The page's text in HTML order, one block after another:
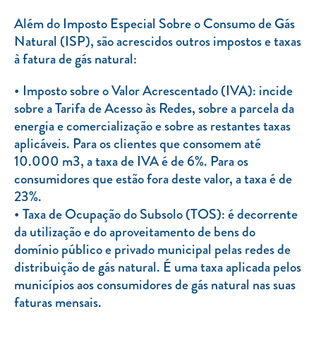
Além do Imposto Especial Sobre o Consumo de Gás
Natural (ISP), são acrescidos outros impostos e taxas
à fatura de gás natural:
Imposto sobre o Valor Acrescentado (IVA): incide
sobre a Tarifa de Acesso às Redes, sobre a parcela da
energia e comercialização e sobre as restantes taxas
aplicáveis. Para os clientes que consomem até
10.000 m3, a taxa de IVA é de 6%. Para os
consumidores que estão fora deste valor, a taxa é de
23%.
Taxa de Ocupação do Subsolo (TOS): é decorrente
da utilização e do aproveitamento de bens do
domínio público e privado municipal pelas redes de
distribuição de gás natural. É uma taxa aplicada pelos
municípios aos consumidores de gás natural nas suas
faturas mensais.